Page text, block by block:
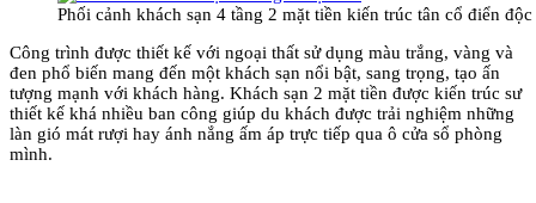
Phối cảnh khách sạn 4 tầng 2 mặt tiền kiến trúc tân cổ điển độc
Công trình được thiết kế với ngoại thất sử dụng màu trắng, vàng và
đen phổ biến mang đến một khách sạn nổi bật, sang trọng, tạo ấn
tượng mạnh với khách hàng. Khách sạn 2 mặt tiền được kiến trúc sư
thiết kế khá nhiều ban công giúp du khách được trải nghiệm những
làn gió mát rượi hay ánh nắng ấm áp trực tiếp qua ô cửa sổ phòng
mình.